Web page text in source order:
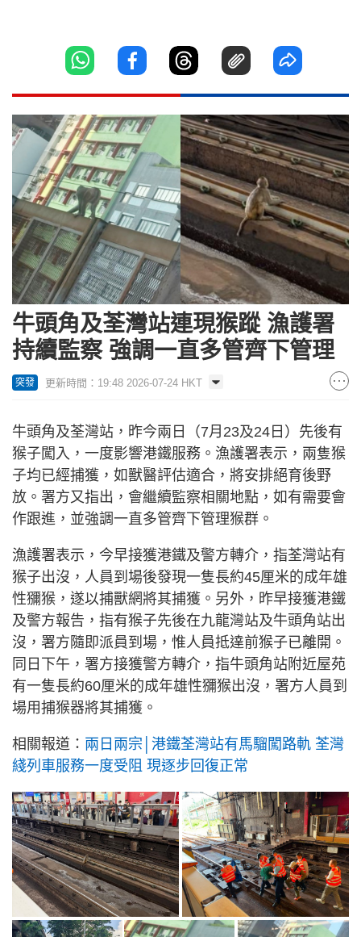
牛頭角及荃灣站連現猴蹤 漁護署
持續監察 強調一直多管齊下管理
突發 更新時間：19:48 2026-07-24 HKT
牛頭角及荃灣站，昨今兩日（7月23及24日）先後有
猴子闖入，一度影響港鐵服務。漁護署表示，兩隻猴
子均已經捕獲，如獸醫評估適合，將安排絕育後野
放。署方又指出，會繼續監察相關地點，如有需要會
作跟進，並強調一直多管齊下管理猴群。
漁護署表示，今早接獲港鐵及警方轉介，指荃灣站有
猴子出沒，人員到場後發現一隻長約45厘米的成年雄
性獼猴，遂以捕獸網將其捕獲。另外，昨早接獲港鐵
及警方報告，指有猴子先後在九龍灣站及牛頭角站出
沒，署方隨即派員到場，惟人員抵達前猴子已離開。
同日下午，署方接獲警方轉介，指牛頭角站附近屋苑
有一隻長約60厘米的成年雄性獼猴出沒，署方人員到
場用捕猴器將其捕獲。
相關報道： 兩日兩宗│港鐵荃灣站有馬騮闖路軌 荃灣
綫列車服務一度受阻 現逐步回復正常